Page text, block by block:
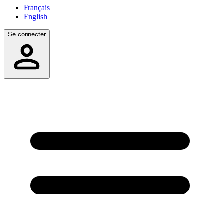
Français
English
Se connecter